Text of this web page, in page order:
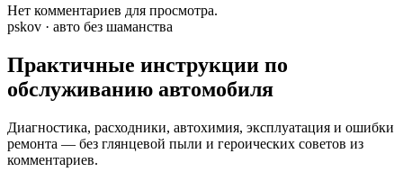
Нет комментариев для просмотра.
pskov · авто без шаманства
Практичные инструкции по
обслуживанию автомобиля
Диагностика, расходники, автохимия, эксплуатация и ошибки
ремонта — без глянцевой пыли и героических советов из
комментариев.